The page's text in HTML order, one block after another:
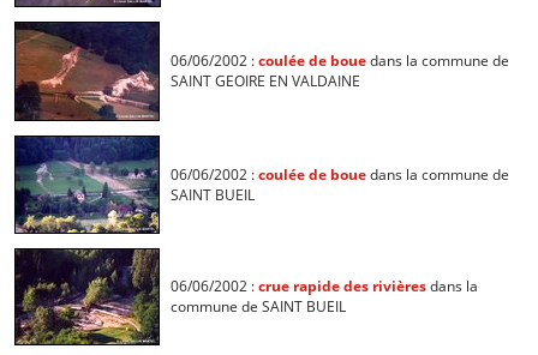
06/06/2002 :coulée de bouedans la commune de
SAINT GEOIRE EN VALDAINE
06/06/2002 :coulée de bouedans la commune de
SAINT BUEIL
06/06/2002 :crue rapide des rivièresdans la
commune de SAINT BUEIL